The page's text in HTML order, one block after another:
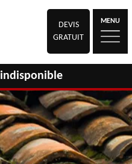
DEVIS
GRATUIT
MENU
indisponible